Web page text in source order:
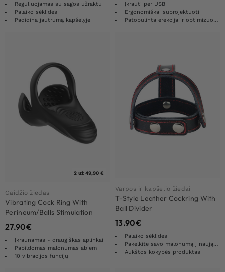
Reguliuojamas su sagos užraktu
Palaiko sėklides
Padidina jautrumą kapšelyje
Įkrauti per USB
Ergonomiškai suprojektuoti
Patobulinta erekcija ir optimizuota ištvermė
2 už 49,90 €
Gaidžio žiedas
Vibrating Cock Ring With
Perineum/Balls Stimulation
27.90€
Įkraunamas - draugiškas aplinkai
Papildomas malonumas abiem
10 vibracijos funcijų
Varpos ir kapšelio žiedai
T-Style Leather Cockring With
Ball Divider
13.90€
Palaiko sėklides
Pakelkite savo malonumą į naują lygį
Aukštos kokybės produktas